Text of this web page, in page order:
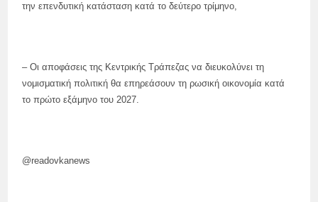
την επενδυτική κατάσταση κατά το δεύτερο τρίμηνο,
– Οι αποφάσεις της Κεντρικής Τράπεζας να διευκολύνει τη
νομισματική πολιτική θα επηρεάσουν τη ρωσική οικονομία κατά
το πρώτο εξάμηνο του 2027.
@readovkanews